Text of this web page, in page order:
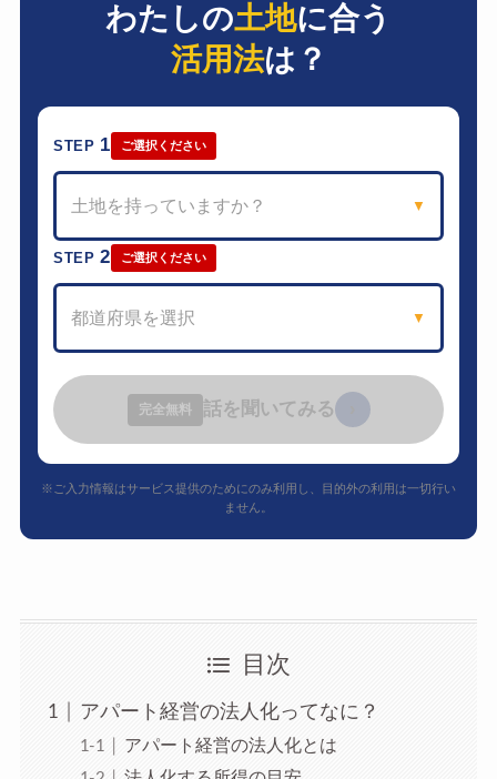
わたしの土地に合う
活用法は？
STEP 1 ご選択ください
土地を持っていますか？ ▼
STEP2 ご選択ください
都道府県を選択 ▼
完全無料 話を聞いてみる
※ご入力情報はサービス提供のためにのみ利用し、目的外の利用は一切行い
ません。
目次
アパート経営の法人化ってなに？
アパート経営の法人化とは